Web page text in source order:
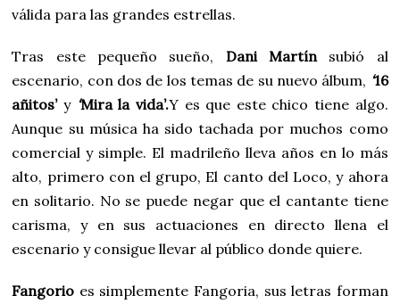
válida para las grandes estrellas.
Tras este pequeño sueño, Dani Martínsubió al
escenario, con dos de los temas de su nuevo álbum, ‘16
añitos’y ‘Mira la vida’.Y es que este chico tiene algo.
Aunque su música ha sido tachada por muchos como
comercial y simple. El madrileño lleva años en lo más
alto, primero con el grupo, El canto del Loco, y ahora
en solitario. No se puede negar que el cantante tiene
carisma, y en sus actuaciones en directo llena el
escenario y consigue llevar al público donde quiere.
Fangorio es simplemente Fangoria, sus letras forman